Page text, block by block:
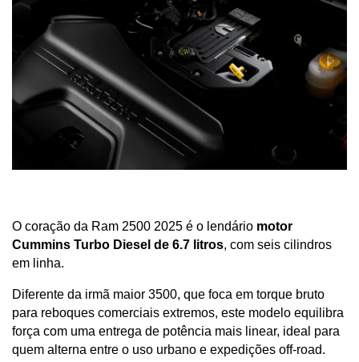
O coração da Ram 2500 2025 é o lendário motor
Cummins Turbo Diesel de 6.7 litros, com seis cilindros
em linha.
Diferente da irmã maior 3500, que foca em torque bruto
para reboques comerciais extremos, este modelo equilibra
força com uma entrega de potência mais linear, ideal para
quem alterna entre o uso urbano e expedições off-road.